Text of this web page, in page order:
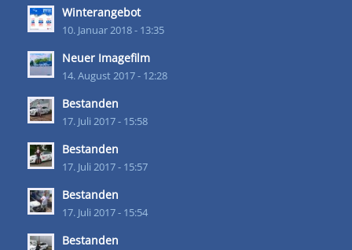
Winterangebot
10. Januar 2018 - 13:35
Neuer Imagefilm
14. August 2017 - 12:28
Bestanden
17. Juli 2017 - 15:58
Bestanden
17. Juli 2017 - 15:57
Bestanden
17. Juli 2017 - 15:54
Bestanden